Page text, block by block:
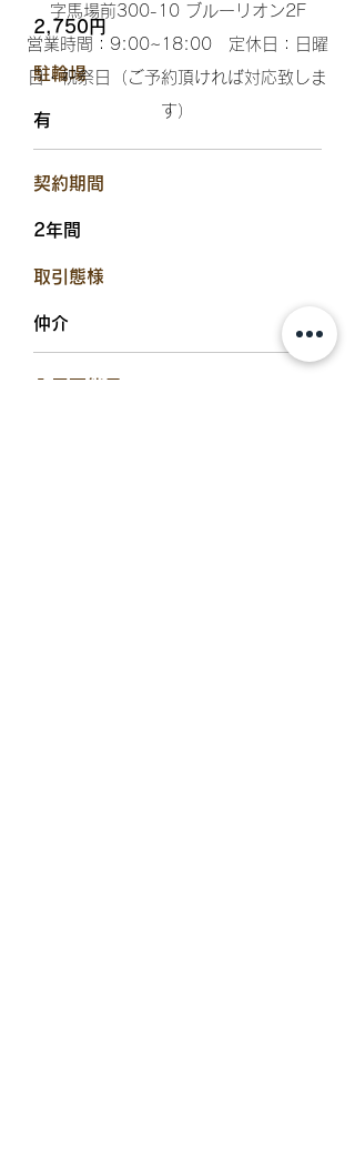
2,750円
​駐輪場
有
​契約期間
2年間
​取引態様
仲介
字馬場前300-10 ブルーリオン2F​
営業時間：9:00~18:00 定休日：日曜
日・祝祭日（ご予約頂ければ対応致しま
す）​